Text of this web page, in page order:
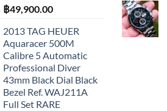
฿49,900.00
2013 TAG HEUER
Aquaracer 500M
Calibre 5 Automatic
Professional Diver
43mm Black Dial Black
Bezel Ref. WAJ211A
Full Set RARE